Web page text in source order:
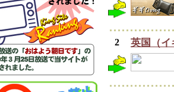
2 英国（イ